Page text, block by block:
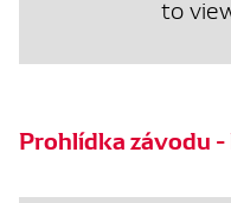
to
Prohlídka závodu